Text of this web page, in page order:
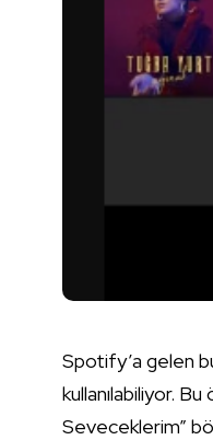
Spotify’a gelen
kullanılabiliyor.
Seveceklerim”